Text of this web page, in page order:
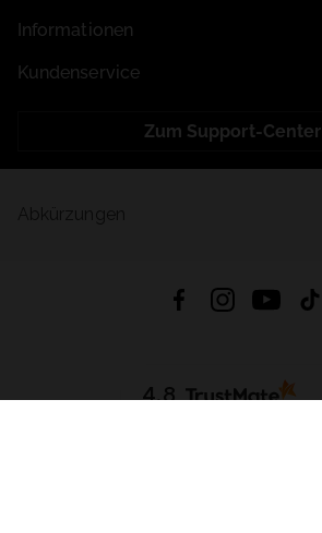
Informationen
Kundenservice
Zum Support-Center
4.8